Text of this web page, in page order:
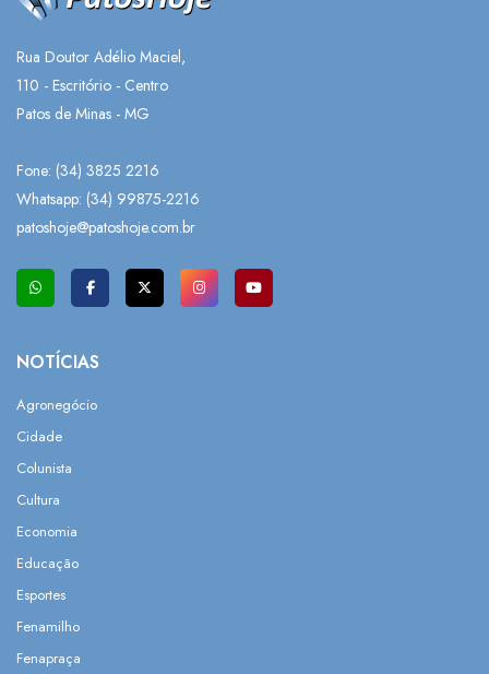
Rua Doutor Adélio Maciel,
110 - Escritório - Centro
Patos de Minas - MG
Fone: (34) 3825 2216
Whatsapp: (34) 99875-2216
patoshoje@patoshoje.com.br
NOTÍCIAS
Agronegócio
Cidade
Colunista
Cultura
Economia
Educação
Esportes
Fenamilho
Fenapraça